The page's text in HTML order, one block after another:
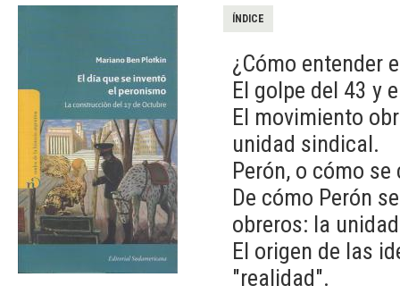
ÍNDICE
¿Cómo entender
El golpe del 43 y
El movimiento
unidad sindical.
Perón, o cómo
De cómo Perón
obreros: la
El origen de las
"realidad".